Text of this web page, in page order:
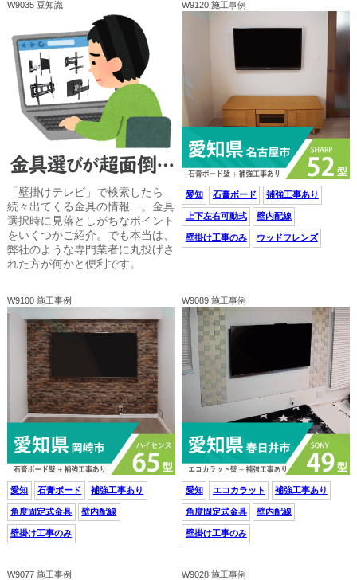
W9035 豆知識
「壁掛けテレビ」で検索したら
続々出てくる金具の情報…。金具
選択時に見落としがちなポイント
をいくつかご紹介。でも本当は、
弊社のような専門業者に丸投げさ
れた方が何かと便利です。
W9120 施工事例
愛知 石膏ボード 補強工事あり
上下左右可動式 壁内配線
壁掛け工事のみ ウッドフレンズ
W9100 施工事例
愛知 石膏ボード 補強工事あり
角度固定式金具 壁内配線
壁掛け工事のみ
W9089 施工事例
愛知 エコカラット 補強工事あり
角度固定式金具 壁内配線
壁掛け工事のみ
W9077 施工事例 W9028 施工事例